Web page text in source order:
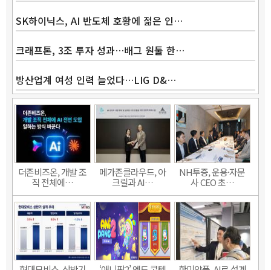
SK하이닉스, AI 반도체 호황에 젊은 인…
크래프톤, 3조 투자 성과…배그 원툴 한…
방산업계 여성 인력 늘었다…LIG D&…
더존비즈온, 개발 조
직 전체에…
메가존클라우드, 아
크릴과 AI…
NH투증, 운용·자문
사 CEO 초…